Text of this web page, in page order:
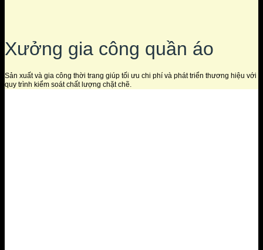
Xưởng gia công quần áo
Sản xuất và gia công thời trang giúp tối ưu chi phí và phát triển thương hiệu với
quy trình kiểm soát chất lượng chặt chẽ.